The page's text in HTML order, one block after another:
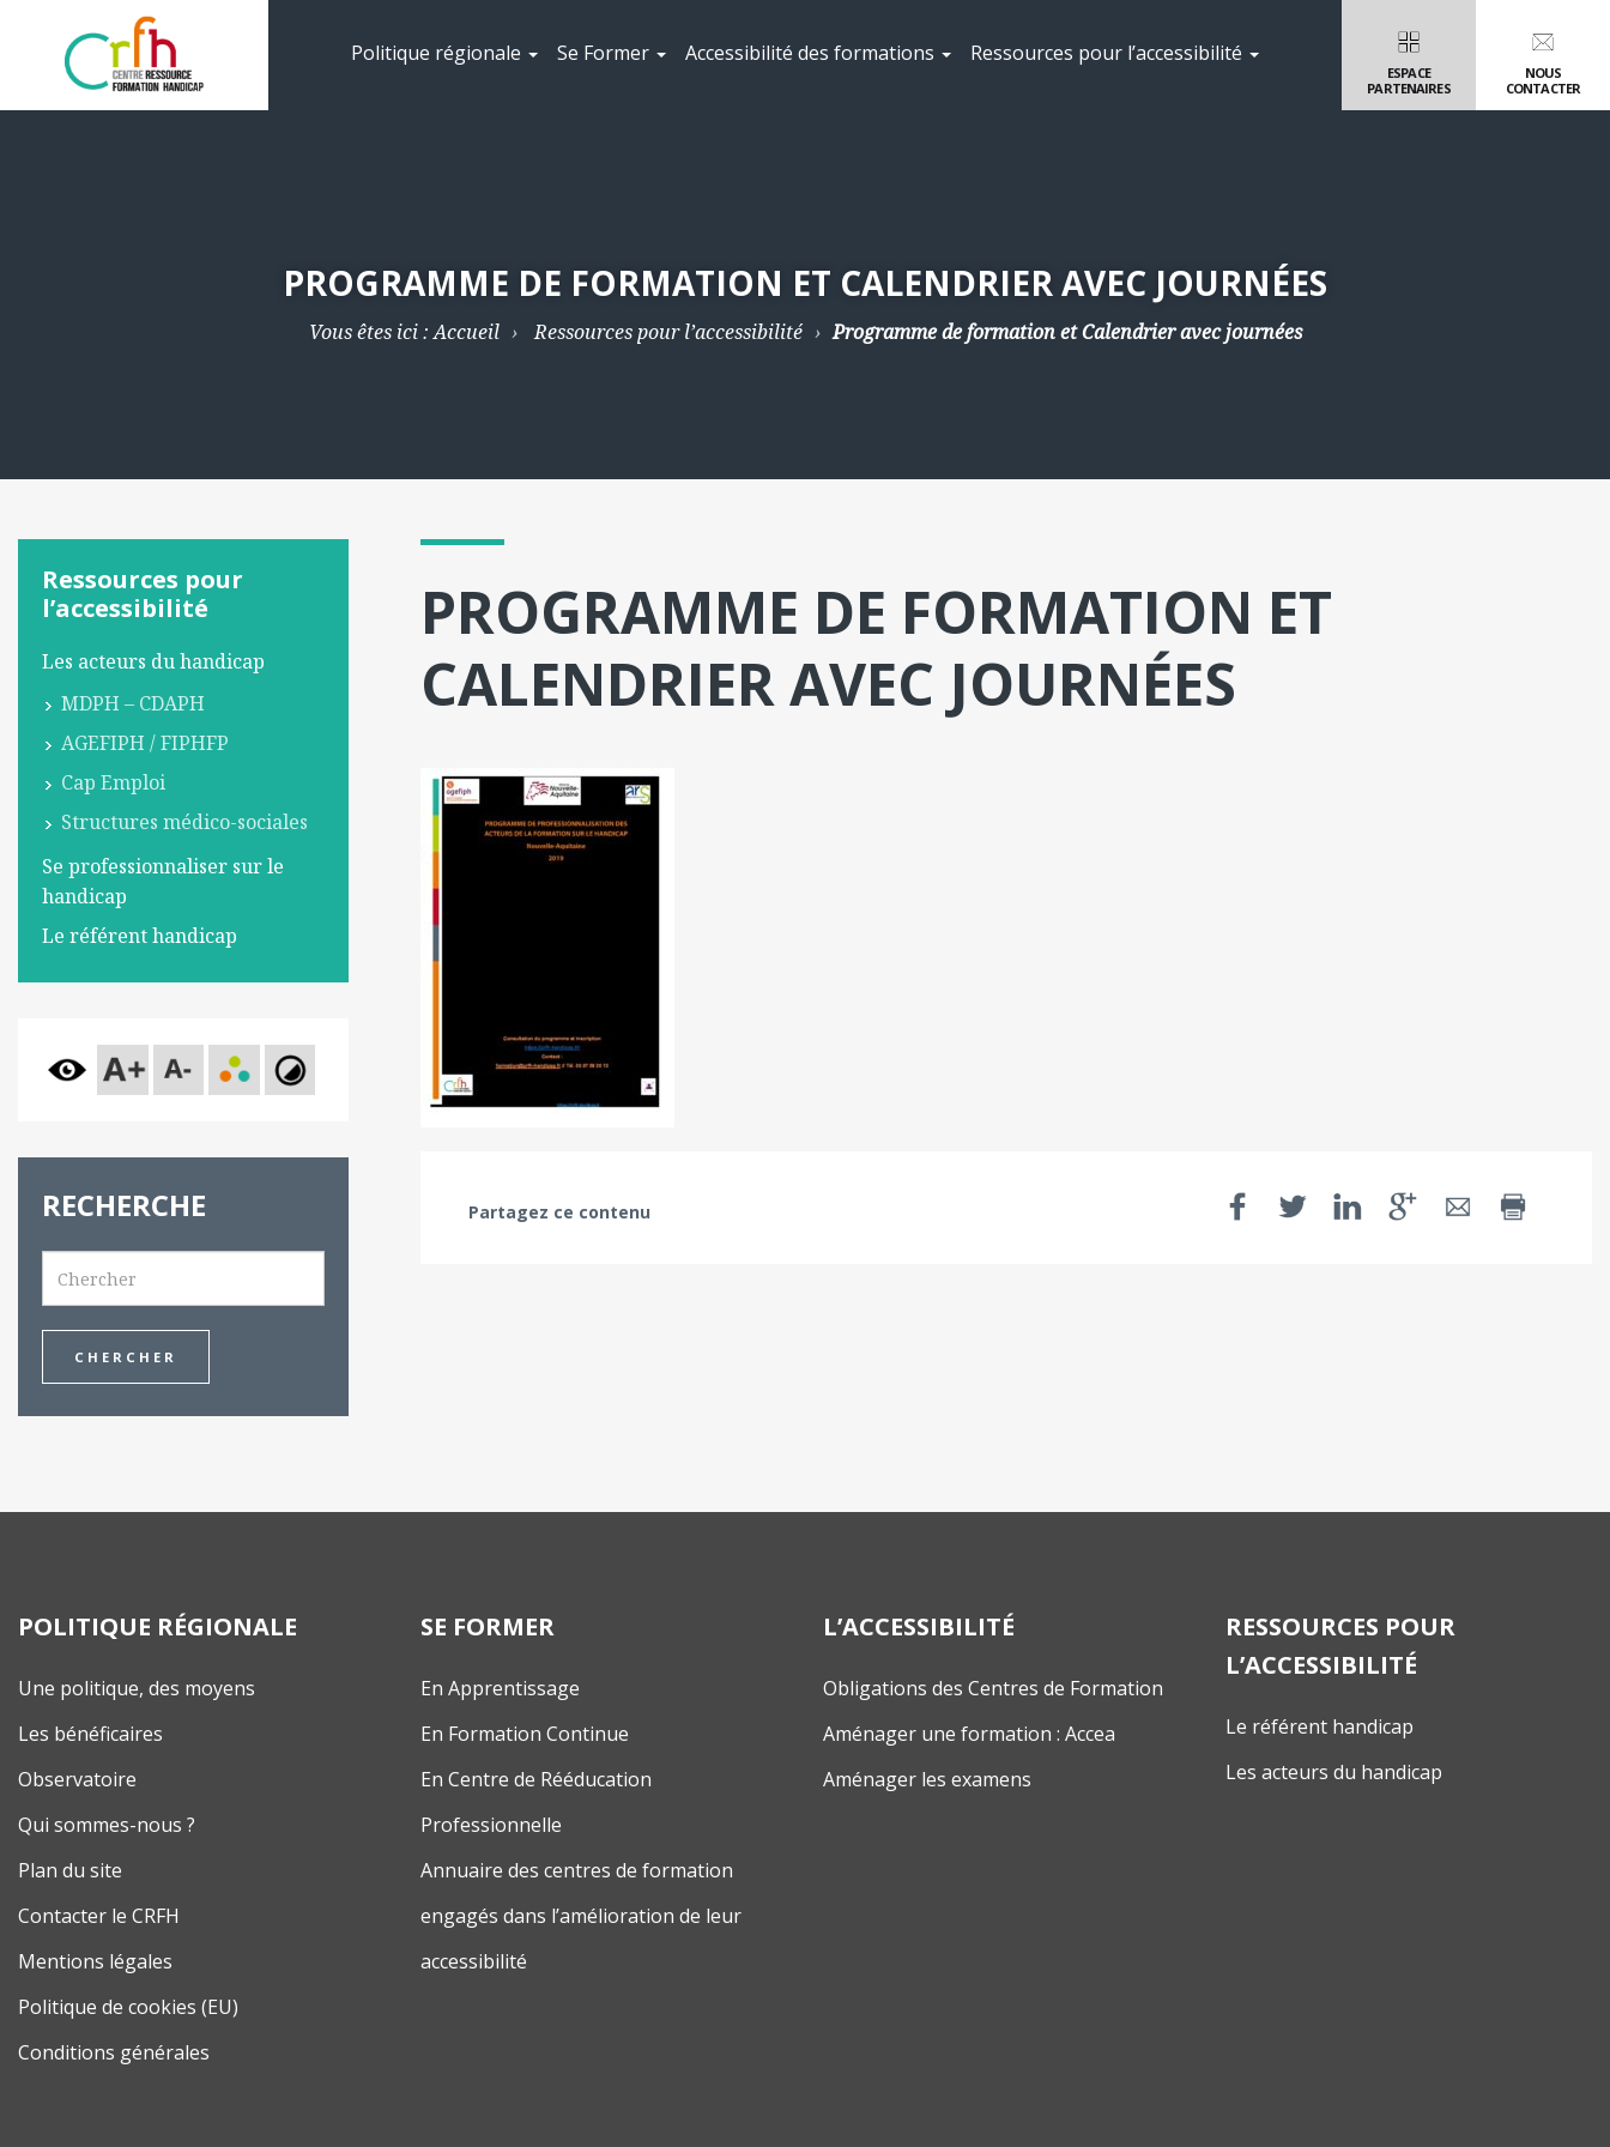
Politique régionale Se Former Accessibilité des formations Ressources pour l’accessibilité
ESPACE
PARTENAIRES
NOUS
CONTACTER
PROGRAMME DE FORMATION ET CALENDRIER AVEC JOURNÉES
Vous êtes ici :Accueil Ressources pour l’accessibilité Programme de formation et Calendrier avec journées
Ressources pour
l’accessibilité
Les acteurs du handicap
MDPH – CDAPH
AGEFIPH / FIPHFP
Cap Emploi
Structures médico-sociales
Se professionnaliser sur le
handicap
Le référent handicap
RECHERCHE
PROGRAMME DE FORMATION ET
CALENDRIER AVEC JOURNÉES
Partagez ce contenu
POLITIQUE RÉGIONALE
Une politique, des moyens
Les bénéficaires
Observatoire
Qui sommes-nous ?
Plan du site
Contacter le CRFH
Mentions légales
Politique de cookies (EU)
Conditions générales
SE FORMER
En Apprentissage
En Formation Continue
En Centre de Rééducation
Professionnelle
Annuaire des centres de formation
engagés dans l’amélioration de leur
accessibilité
L’ACCESSIBILITÉ
Obligations des Centres de Formation
Aménager une formation : Accea
Aménager les examens
RESSOURCES POUR
L’ACCESSIBILITÉ
Le référent handicap
Les acteurs du handicap